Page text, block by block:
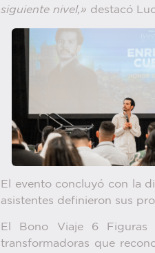
siguiente nivel,» destacó
El evento concluyó con la
asistentes definieron sus
El Bono Viaje 6 Figuras
transformadoras que